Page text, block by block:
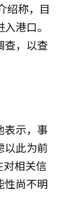
绍称，目
港口。
查，以查
示，事
以此为前
相关信
性尚不明